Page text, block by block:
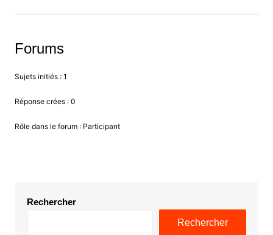
Forums
Sujets initiés : 1
Réponse crées : 0
Rôle dans le forum : Participant
Rechercher
Rechercher